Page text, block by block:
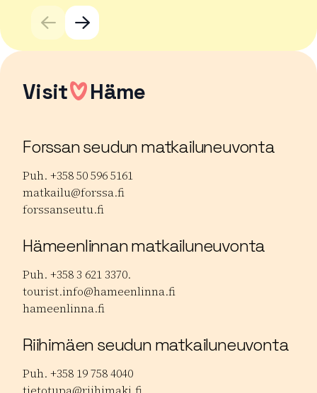
Visit Häme
Forssan seudun matkailuneuvonta
Puh. +358 50 596 5161
matkailu@forssa.fi
forssanseutu.fi
Hämeenlinnan matkailuneuvonta
Puh. +358 3 621 3370.
tourist.info@hameenlinna.fi
hameenlinna.fi
Riihimäen seudun matkailuneuvonta
Puh. +358 19 758 4040